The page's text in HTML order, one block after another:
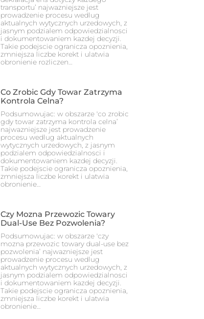
transportu’ najwazniejsze jest
prowadzenie procesu wedlug
aktualnych wytycznych urzedowych, z
jasnym podzialem odpowiedzialnosci
i dokumentowaniem kazdej decyzji.
Takie podejscie ogranicza opoznienia,
zmniejsza liczbe korekt i ulatwia
obronienie rozliczen…
Co Zrobic Gdy Towar Zatrzyma
Kontrola Celna?
Podsumowujac: w obszarze 'co zrobic
gdy towar zatrzyma kontrola celna’
najwazniejsze jest prowadzenie
procesu wedlug aktualnych
wytycznych urzedowych, z jasnym
podzialem odpowiedzialnosci i
dokumentowaniem kazdej decyzji.
Takie podejscie ogranicza opoznienia,
zmniejsza liczbe korekt i ulatwia
obronienie…
Czy Mozna Przewozic Towary
Dual-Use Bez Pozwolenia?
Podsumowujac: w obszarze 'czy
mozna przewozic towary dual-use bez
pozwolenia’ najwazniejsze jest
prowadzenie procesu wedlug
aktualnych wytycznych urzedowych, z
jasnym podzialem odpowiedzialnosci
i dokumentowaniem kazdej decyzji.
Takie podejscie ogranicza opoznienia,
zmniejsza liczbe korekt i ulatwia
obronienie…